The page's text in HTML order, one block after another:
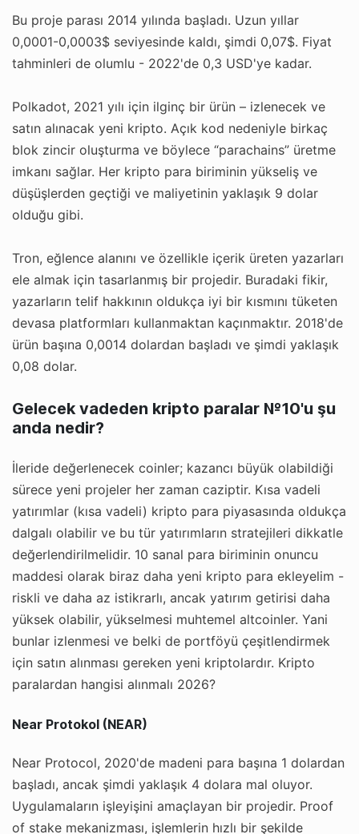
Bu proje parası 2014 yılında başladı. Uzun yıllar
0,0001-0,0003$ seviyesinde kaldı, şimdi 0,07$. Fiyat
tahminleri de olumlu - 2022'de 0,3 USD'ye kadar.
Polkadot, 2021 yılı için ilginç bir ürün – izlenecek ve
satın alınacak yeni kripto. Açık kod nedeniyle birkaç
blok zincir oluşturma ve böylece “parachains” üretme
imkanı sağlar. Her kripto para biriminin yükseliş ve
düşüşlerden geçtiği ve maliyetinin yaklaşık 9 dolar
olduğu gibi.
Tron, eğlence alanını ve özellikle içerik üreten yazarları
ele almak için tasarlanmış bir projedir. Buradaki fikir,
yazarların telif hakkının oldukça iyi bir kısmını tüketen
devasa platformları kullanmaktan kaçınmaktır. 2018'de
ürün başına 0,0014 dolardan başladı ve şimdi yaklaşık
0,08 dolar.
Gelecek vadeden kripto paralar №10'u şu
anda nedir?
İleride değerlenecek coinler; kazancı büyük olabildiği
sürece yeni projeler her zaman caziptir. Kısa vadeli
yatırımlar (kısa vadeli) kripto para piyasasında oldukça
dalgalı olabilir ve bu tür yatırımların stratejileri dikkatle
değerlendirilmelidir. 10 sanal para biriminin onuncu
maddesi olarak biraz daha yeni kripto para ekleyelim -
riskli ve daha az istikrarlı, ancak yatırım getirisi daha
yüksek olabilir, yükselmesi muhtemel altcoinler. Yani
bunlar izlenmesi ve belki de portföyü çeşitlendirmek
için satın alınması gereken yeni kriptolardır. Kripto
paralardan hangisi alınmalı 2026?
Near Protokol (NEAR)
Near Protocol, 2020'de madeni para başına 1 dolardan
başladı, ancak şimdi yaklaşık 4 dolara mal oluyor.
Uygulamaların işleyişini amaçlayan bir projedir. Proof
of stake mekanizması, işlemlerin hızlı bir şekilde